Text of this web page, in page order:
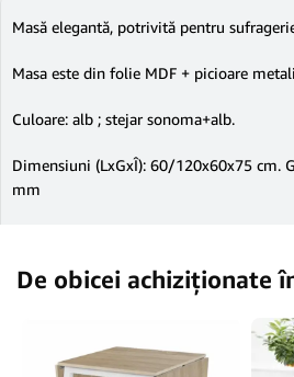
Masă elegantă, potrivită pentru
Masa este din folie MDF + picioare
Culoare: alb ; stejar sonoma+alb.
Dimensiuni (LxGxÎ): 60/120x60x75 cm.
mm
De obicei achiziționate